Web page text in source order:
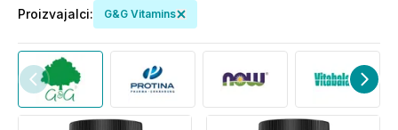
Proizvajalci: G&G Vitamins